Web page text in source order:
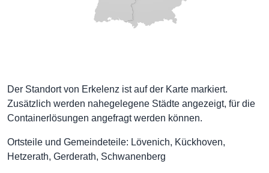
Der Standort von Erkelenz ist auf der Karte markiert.
Zusätzlich werden nahegelegene Städte angezeigt, für die
Containerlösungen angefragt werden können.
Ortsteile und Gemeindeteile: Lövenich, Kückhoven,
Hetzerath, Gerderath, Schwanenberg